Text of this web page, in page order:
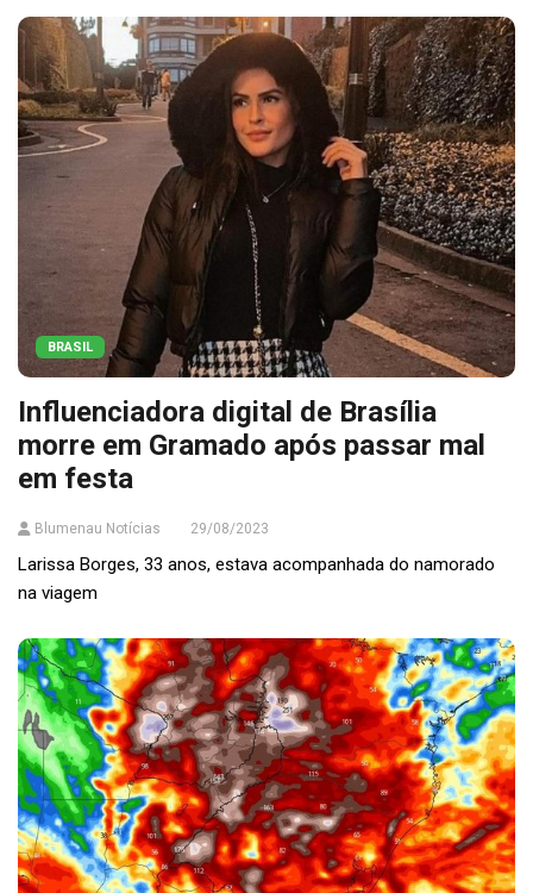
BRASIL
Influenciadora digital de Brasília
morre em Gramado após passar mal
em festa
Blumenau Notícias 29/08/2023
Larissa Borges, 33 anos, estava acompanhada do namorado
na viagem